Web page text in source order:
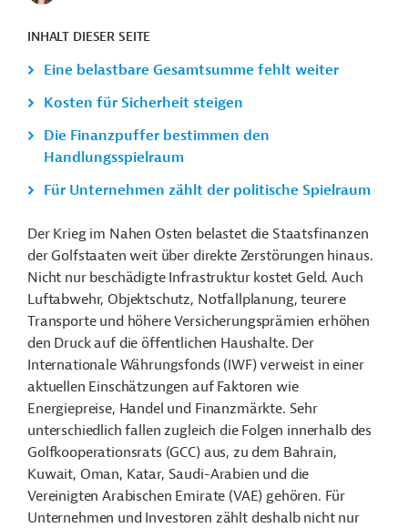
INHALT DIESER SEITE
Eine belastbare Gesamtsumme fehlt weiter
Kosten für Sicherheit steigen
Die Finanzpuffer bestimmen den
Handlungsspielraum
Für Unternehmen zählt der politische Spielraum
Der Krieg im Nahen Osten belastet die Staatsfinanzen
der Golfstaaten weit über direkte Zerstörungen hinaus.
Nicht nur beschädigte Infrastruktur kostet Geld. Auch
Luftabwehr, Objektschutz, Notfallplanung, teurere
Transporte und höhere Versicherungsprämien erhöhen
den Druck auf die öffentlichen Haushalte. Der
Internationale Währungsfonds (IWF) verweist in einer
aktuellen Einschätzungen auf Faktoren wie
Energiepreise, Handel und Finanzmärkte. Sehr
unterschiedlich fallen zugleich die Folgen innerhalb des
Golfkooperationsrats (GCC) aus, zu dem Bahrain,
Kuwait, Oman, Katar, Saudi-Arabien und die
Vereinigten Arabischen Emirate (VAE) gehören. Für
Unternehmen und Investoren zählt deshalb nicht nur